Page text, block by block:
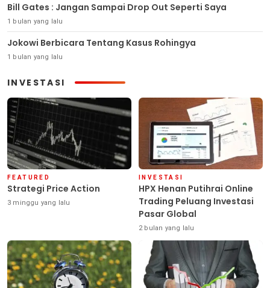
Bill Gates : Jangan Sampai Drop Out Seperti Saya
1 bulan yang lalu
Jokowi Berbicara Tentang Kasus Rohingya
1 bulan yang lalu
INVESTASI
FEATURED
Strategi Price Action
3 minggu yang lalu
INVESTASI
HPX Henan Putihrai Online
Trading Peluang Investasi
Pasar Global
2 bulan yang lalu